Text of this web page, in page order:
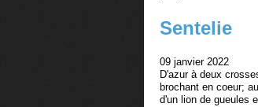
Sentelie
09 janvier 2022
D'azur à deux
brochant en coeur;
d'un lion de gueules